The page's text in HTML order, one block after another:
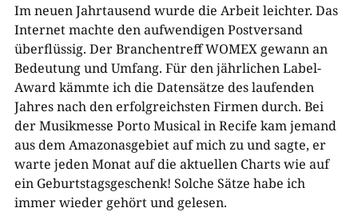
Im neuen Jahrtausend wurde die Arbeit leichter. Das
Internet machte den aufwendigen Postversand
überflüssig. Der Branchentreff WOMEX gewann an
Bedeutung und Umfang. Für den jährlichen Label-
Award kämmte ich die Datensätze des laufenden
Jahres nach den erfolgreichsten Firmen durch. Bei
der Musikmesse Porto Musical in Recife kam jemand
aus dem Amazonasgebiet auf mich zu und sagte, er
warte jeden Monat auf die aktuellen Charts wie auf
ein Geburtstagsgeschenk! Solche Sätze habe ich
immer wieder gehört und gelesen.